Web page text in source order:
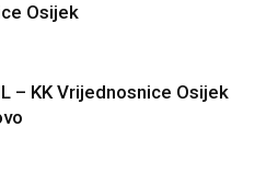
Osijek
– KK Vrijednosnice Osijek